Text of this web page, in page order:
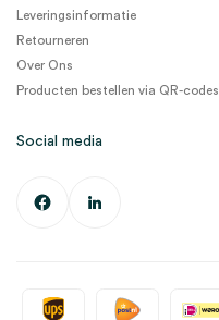
Leveringsinformatie
Retourneren
Over Ons
Producten bestellen via QR-codes
Social media